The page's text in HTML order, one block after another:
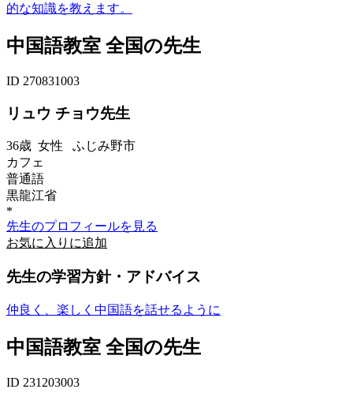
的な知識を教えます。
中国語教室 全国の先生
ID 270831003
リュウ チョウ先生
36歳 女性 ふじみ野市
カフェ
普通語
黒龍江省
*
先生のプロフィールを見る
お気に入りに追加
先生の学習方針・アドバイス
仲良く、楽しく中国語を話せるように
中国語教室 全国の先生
ID 231203003